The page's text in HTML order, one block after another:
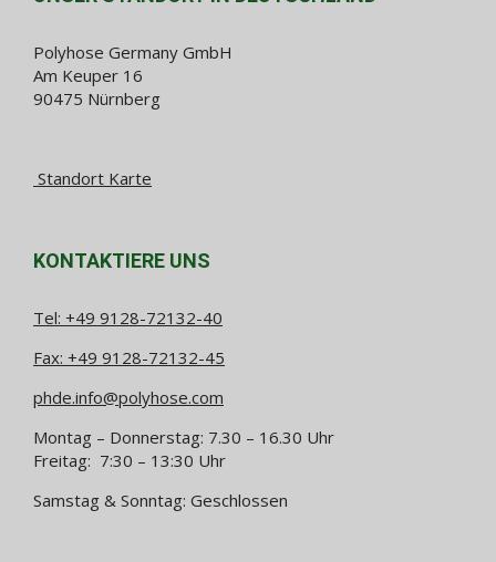
Polyhose Germany GmbH
Am Keuper 16
90475 Nürnberg
Standort Karte
KONTAKTIERE UNS
Tel: +49 9128-72132-40
Fax: +49 9128-72132-45
phde.info@polyhose.com
Montag – Donnerstag: 7.30 – 16.30 Uhr
Freitag: 7:30 – 13:30 Uhr
Samstag & Sonntag: Geschlossen